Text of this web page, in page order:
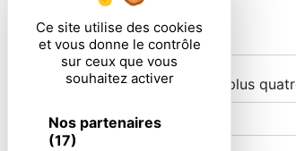
Ce site utilise des cookies
et vous donne le contrôle
sur ceux que vous
souhaitez activer
Nos partenaires
(17)
Combien font cinq plus